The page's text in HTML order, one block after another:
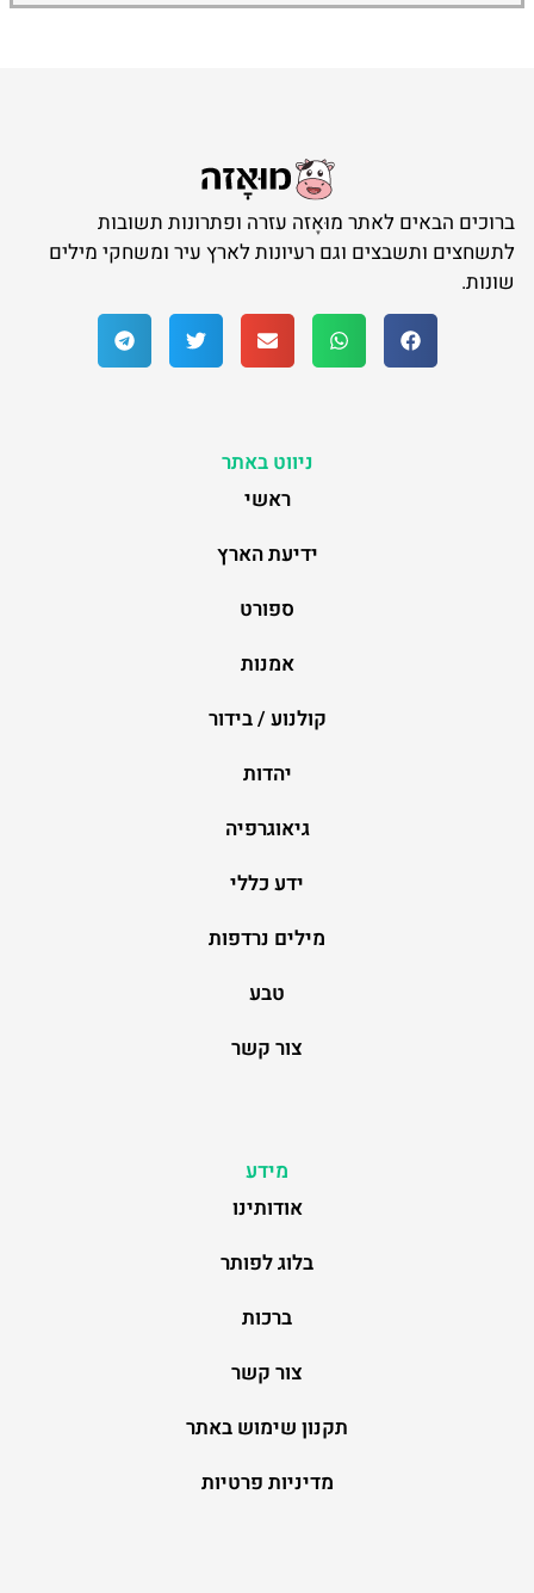
ברוכים הבאים לאתר מוּאָזה עזרה ופתרונות תשובות
לתשחצים ותשבצים וגם רעיונות לארץ עיר ומשחקי מילים
שונות.
ניווט באתר
ראשי
ידיעת הארץ
ספורט
אמנות
קולנוע / בידור
יהדות
גיאוגרפיה
ידע כללי
מילים נרדפות
טבע
צור קשר
מידע
אודותינו
בלוג לפותר
ברכות
צור קשר
תקנון שימוש באתר
מדיניות פרטיות